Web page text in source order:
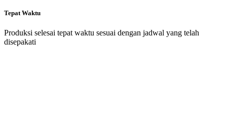
Tepat Waktu
Produksi selesai tepat waktu sesuai dengan jadwal yang telah
disepakati